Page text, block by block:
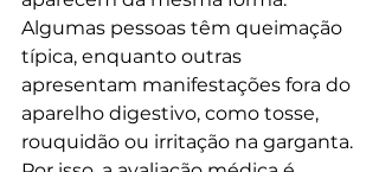
Algumas pessoas têm queimação
típica, enquanto outras
apresentam manifestações fora do
aparelho digestivo, como tosse,
rouquidão ou irritação na garganta.